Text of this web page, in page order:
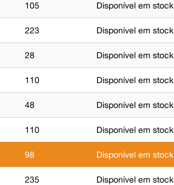
105 Disponível em stock
223 Disponível em stock
28 Disponível em stock
110 Disponível em stock
48 Disponível em stock
110 Disponível em stock
98 Disponível em stock
235 Disponível em stock